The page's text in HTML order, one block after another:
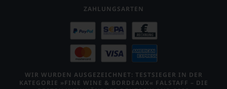
ZAHLUNGSARTEN
WIR WURDEN AUSGEZEICHNET: TESTSIEGER IN DER
KATEGORIE »FINE WINE & BORDEAUX« FALSTAFF – DIE